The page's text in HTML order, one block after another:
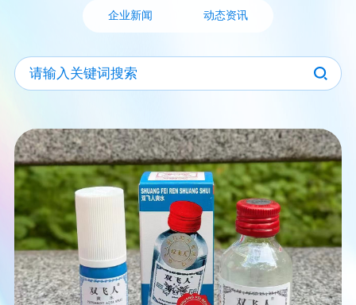
企业新闻 动态资讯